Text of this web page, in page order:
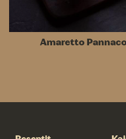
Amaretto